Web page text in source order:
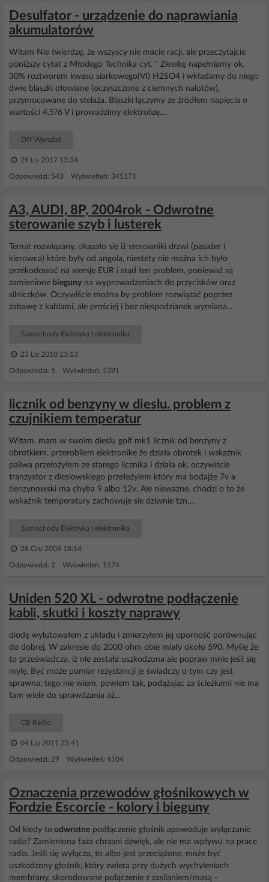
Desulfator - urządzenie do naprawiania
akumulatorów
Witam Nie twierdzę, że wszyscy nie macie racji, ale przeczytajcie
poniższy cytat z Młodego Technika cyt. " Zlewkę napełniamy ok.
30% roztworem kwasu siarkowego(VI) H2SO4 i wkładamy do niego
dwie blaszki ołowiane (oczyszczone z ciemnych nalotów),
przymocowane do stelaża. Blaszki łączymy ze źródłem napięcia o
wartości 4,5?6 V i prowadzimy elektrolizę....
DIY Warsztat
29 Lis 2017 13:34
Odpowiedzi: 543 Wyświetleń: 345171
A3, AUDI, 8P, 2004rok - Odwrotne
sterowanie szyb i lusterek
Temat rozwiązany, okazało się iż sterowniki drzwi (pasażer i
kierowca) które były od angola, niestety nie można ich było
przekodować na wersje EUR i stąd ten problem, ponieważ są
zamienione bieguny na wyprowadzeniach do przycisków oraz
silniczków. Oczywiście można by problem rozwiązać poprzez
zabawę z kablami, ale prościej i bez niespodzianek wymiana...
Samochody Elektryka i elektronika
23 Lis 2010 23:13
Odpowiedzi: 5 Wyświetleń: 5391
licznik od benzyny w dieslu. problem z
czujnikiem temperatur
Witam. mam w swoim dieslu golf mk1 licznik od benzyny z
obrotkiem. przerobilem elektronike że działa obrotek i wskaźnik
paliwa przełożyłem ze starego licznika i działa ok. oczywiście
tranzystor z dieslowskiego przełożylem który ma bodajże 7v a
benzynowski ma chyba 9 albo 12v. Ale niewazne. chodzi o to że
wskaźnik temperatury zachowuje sie dziwnie tzn....
Samochody Elektryka i elektronika
28 Gru 2008 18:14
Odpowiedzi: 2 Wyświetleń: 1574
Uniden 520 XL - odwrotne podłączenie
kabli, skutki i koszty naprawy
diodę wylutowałem z układu i zmierzyłem jej oporność porównując
do dobrej. W zakresie do 2000 ohm obie miały około 590. Myślę że
to przeświadcza, iż nie została uszkodzona ale popraw mnie jeśli się
mylę. Być może pomiar rezystancji je świadczy o tym czy jest
sprawna, tego nie wiem. powiem tak, podążając za ścieżkami nie ma
tam wiele do sprawdzania aż...
CB Radio
04 Lip 2011 22:41
Odpowiedzi: 29 Wyświetleń: 4104
Oznaczenia przewodów głośnikowych w
Fordzie Escorcie - kolory i bieguny
Od kiedy to odwrotne podłączenie głośnik apowoduje wyłączanie
radia? Zamieniona faza chrzani dźwięk, ale nie ma wpływu na prace
radia. Jeśłi się wyłącza, to albo jest przeciążone, może być
uszkodzony głośnik, który zwiera przy dużych wychyleniach
membrany, skorodowane połączenie z zasilaniem/masą -